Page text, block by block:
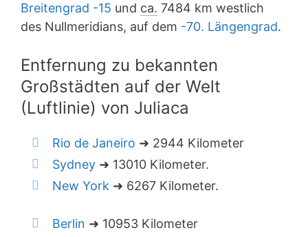
Breitengrad -15 und ca. 7484 km westlich
des Nullmeridians, auf dem -70. Längengrad.
Entfernung zu bekannten
Großstädten auf der Welt
(Luftlinie) von Juliaca
Rio de Janeiro ➜ 2944 Kilometer
Sydney ➜ 13010 Kilometer.
New York ➜ 6267 Kilometer.
Berlin ➜ 10953 Kilometer